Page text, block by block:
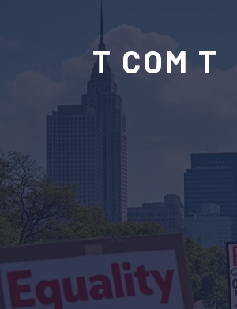
T COM T